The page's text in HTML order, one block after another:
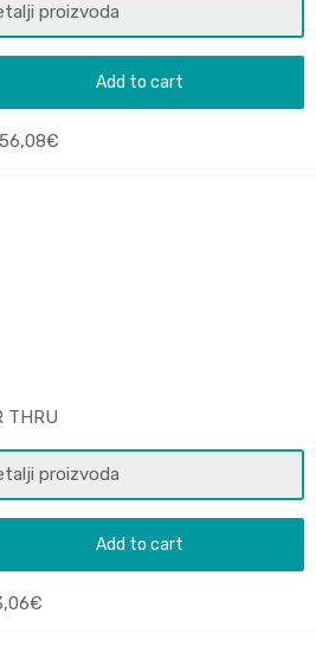
proizvoda
Add to cart
€
THRU
proizvoda
Add to cart
€